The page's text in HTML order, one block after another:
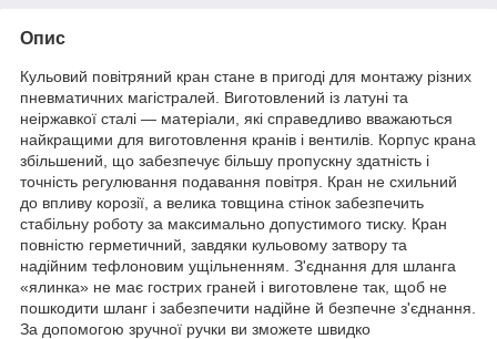
Опис
Кульовий повітряний кран стане в пригоді для монтажу різних
пневматичних магістралей. Виготовлений із латуні та
неіржавкої сталі — матеріали, які справедливо вважаються
найкращими для виготовлення кранів і вентилів. Корпус крана
збільшений, що забезпечує більшу пропускну здатність і
точність регулювання подавання повітря. Кран не схильний
до впливу корозії, а велика товщина стінок забезпечить
стабільну роботу за максимально допустимого тиску. Кран
повністю герметичний, завдяки кульовому затвору та
надійним тефлоновим ущільненням. З'єднання для шланга
«ялинка» не має гострих граней і виготовлене так, щоб не
пошкодити шланг і забезпечити надійне й безпечне з'єднання.
За допомогою зручної ручки ви зможете швидко